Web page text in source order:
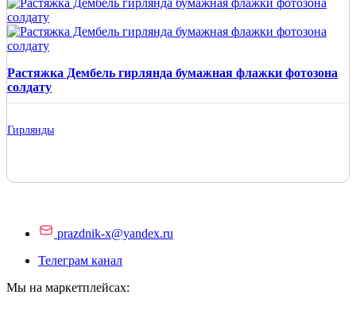
Растяжка Дембель гирлянда бумажная флажки фотозона
солдату
Гирлянды
prazdnik-x@yandex.ru
Телеграм канал
Мы на маркетплейсах: